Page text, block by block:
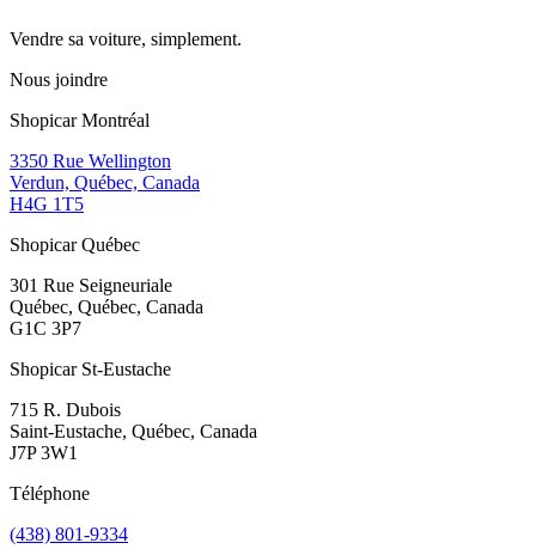
Vendre sa voiture, simplement.
Nous joindre
Shopicar Montréal
3350 Rue Wellington
Verdun, Québec, Canada
H4G 1T5
Shopicar Québec
301 Rue Seigneuriale
Québec, Québec, Canada
G1C 3P7
Shopicar St-Eustache
715 R. Dubois
Saint-Eustache, Québec, Canada
J7P 3W1
Téléphone
(438) 801-9334